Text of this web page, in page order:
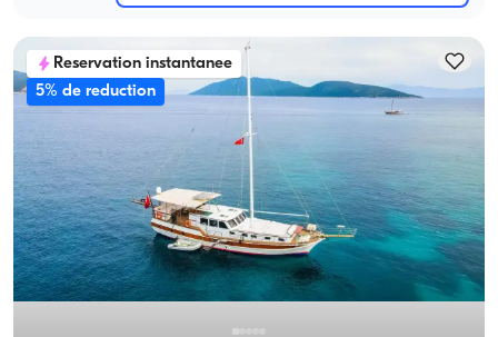
Reservation instantanee
5% de reduction